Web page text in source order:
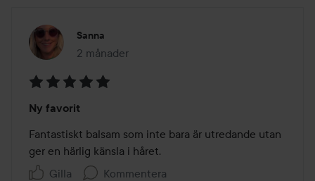
Sanna
2 månader
Inlägget skapades 2 månader
5
av
5
Ny favorit
Fantastiskt balsam som inte bara är utredande utan
ger en härlig känsla i håret.
Gilla
Kommentera